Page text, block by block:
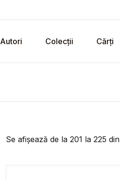
Autori Colecții Cărți
Se afișează de la 201 la 225 din